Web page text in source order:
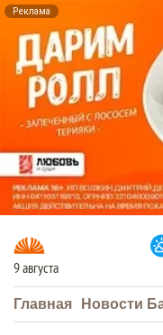
Реклама
9 августа
Главная Новости